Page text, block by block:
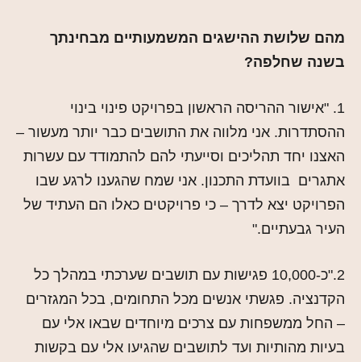
מהם שלושת ההישגים המשמעותיים מבחינתך
בשנה שחלפה?
1. "אישור ההריסה הראשון בפרויקט פינוי בינוי
ההסתדרות. אני מלווה את התושבים כבר יותר מעשור –
האצנו יחד תהליכים וסייעתי להם להתמודד עם עשרות
אתגרים בוועדת התכנון. אני שמח שהגענו לרגע שבו
הפרויקט יצא לדרך – כי פרויקטים כאלו הם העתיד של
העיר גבעתיים."
2."כ-10,000 פגישות עם תושבים שערכתי במהלך כל
הקדנציה. פגשתי אנשים מכל התחומים, בכל המגזרים
– החל ממשפחות עם צרכים מיוחדים שבאו אלי עם
בעיות מהותיות ועד לתושבים שהגיעו אלי עם בקשות